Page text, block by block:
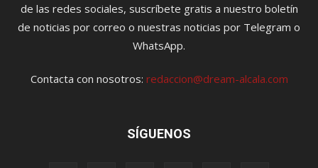
de las redes sociales, suscríbete gratis a nuestro boletín
de noticias por correo o nuestras noticias por Telegram o
WhatsApp.
Contacta con nosotros: redaccion@dream-alcala.com
SÍGUENOS